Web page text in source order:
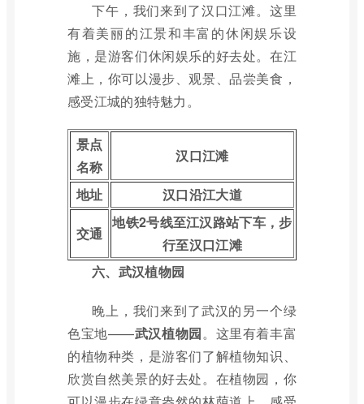
下午，我们来到了汉口江滩。这里
有着美丽的江景和丰富的休闲娱乐设
施，是游客们休闲娱乐的好去处。在江
滩上，你可以漫步、观景、品尝美食，
感受江城的独特魅力。
景点
名称
汉口江滩
地址 汉口沿江大道
交通
地铁2号线至江汉路站下车，步
行至汉口江滩
六、武汉植物园
晚上，我们来到了武汉的另一个绿
色宝地——武汉植物园。这里有着丰富
的植物种类，是游客们了解植物知识、
欣赏自然美景的好去处。在植物园，你